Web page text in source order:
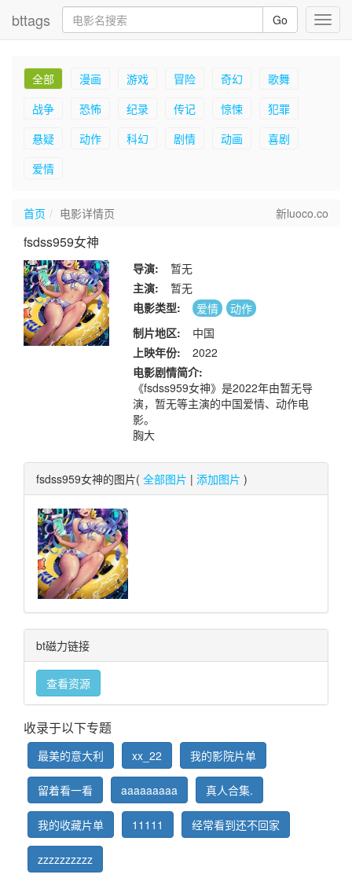
bttags Go
全部 漫画 游戏 冒险 奇幻
歌舞
战争
恐怖 纪录 传记 惊悚
犯罪
悬疑
动作 科幻 剧情 动画
喜剧
爱情
首页 电影详情页 新luoco.co
fsdss959女神
导演:
暂无
主演:
暂无
电影类型:
爱情
动作
制片地区:
中国
上映年份:
2022
电影剧情简介:
《fsdss959女神》是2022年由暂无导
演，暂无等主演的中国爱情、动作电
影。
胸大
fsdss959女神的图片( 全部图片 | 添加图片 )
bt磁力链接
查看资源
收录于以下专题
最美的意大利 xx_22 我的影院片单
留着看一看 aaaaaaaaa 真人合集.
我的收藏片单 11111 经常看到还不回家
zzzzzzzzzz